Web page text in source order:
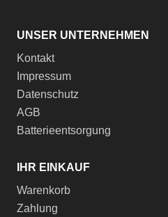
UNSER UNTERNEHMEN
Kontakt
Impressum
Datenschutz
AGB
Batterieentsorgung
IHR EINKAUF
Warenkorb
Zahlung